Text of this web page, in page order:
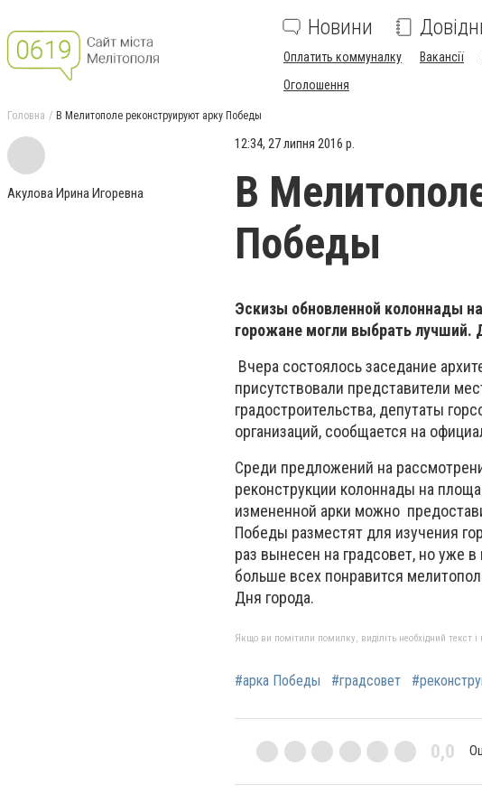
Новини
Оплатить коммуналку Вакансії
Оголошення
Головна В Мелитополе реконструируют арку Победы
Акулова Ирина Игоревна
12:34, 27 липня 2016 р.
В
Победы
Эскизы обновленной колоннады
горожане могли выбрать лучший.
Вчера состоялось заседание
присутствовали представители
градостроительства, депутаты
организаций, сообщается на
Среди предложений на
реконструкции колоннады на
измененной арки можно
Победы разместят для изучения
раз вынесен на градсовет, но уже
больше всех понравится
Дня города.
Якщо ви помітили помилку, виділіть необхідний текст
#арка Победы #градсовет
0,0